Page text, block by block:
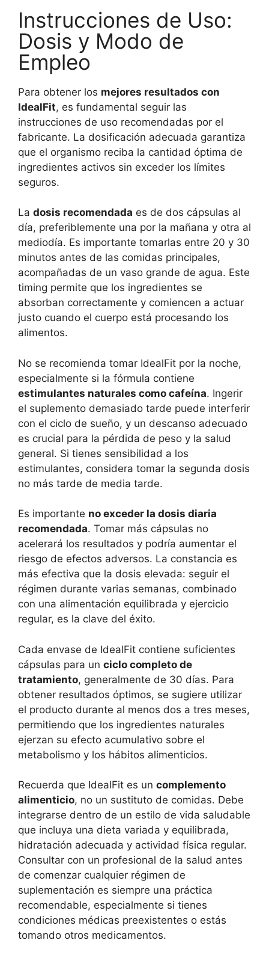
Instrucciones de Uso:
Dosis y Modo de
Empleo
Para obtener los mejores resultados con
IdealFit, es fundamental seguir las
instrucciones de uso recomendadas por el
fabricante. La dosificación adecuada garantiza
que el organismo reciba la cantidad óptima de
ingredientes activos sin exceder los límites
seguros.
La dosis recomendada es de dos cápsulas al
día, preferiblemente una por la mañana y otra al
mediodía. Es importante tomarlas entre 20 y 30
minutos antes de las comidas principales,
acompañadas de un vaso grande de agua. Este
timing permite que los ingredientes se
absorban correctamente y comiencen a actuar
justo cuando el cuerpo está procesando los
alimentos.
No se recomienda tomar IdealFit por la noche,
especialmente si la fórmula contiene
estimulantes naturales como cafeína. Ingerir
el suplemento demasiado tarde puede interferir
con el ciclo de sueño, y un descanso adecuado
es crucial para la pérdida de peso y la salud
general. Si tienes sensibilidad a los
estimulantes, considera tomar la segunda dosis
no más tarde de media tarde.
Es importante no exceder la dosis diaria
recomendada. Tomar más cápsulas no
acelerará los resultados y podría aumentar el
riesgo de efectos adversos. La constancia es
más efectiva que la dosis elevada: seguir el
régimen durante varias semanas, combinado
con una alimentación equilibrada y ejercicio
regular, es la clave del éxito.
Cada envase de IdealFit contiene suficientes
cápsulas para un ciclo completo de
tratamiento, generalmente de 30 días. Para
obtener resultados óptimos, se sugiere utilizar
el producto durante al menos dos a tres meses,
permitiendo que los ingredientes naturales
ejerzan su efecto acumulativo sobre el
metabolismo y los hábitos alimenticios.
Recuerda que IdealFit es un complemento
alimenticio, no un sustituto de comidas. Debe
integrarse dentro de un estilo de vida saludable
que incluya una dieta variada y equilibrada,
hidratación adecuada y actividad física regular.
Consultar con un profesional de la salud antes
de comenzar cualquier régimen de
suplementación es siempre una práctica
recomendable, especialmente si tienes
condiciones médicas preexistentes o estás
tomando otros medicamentos.